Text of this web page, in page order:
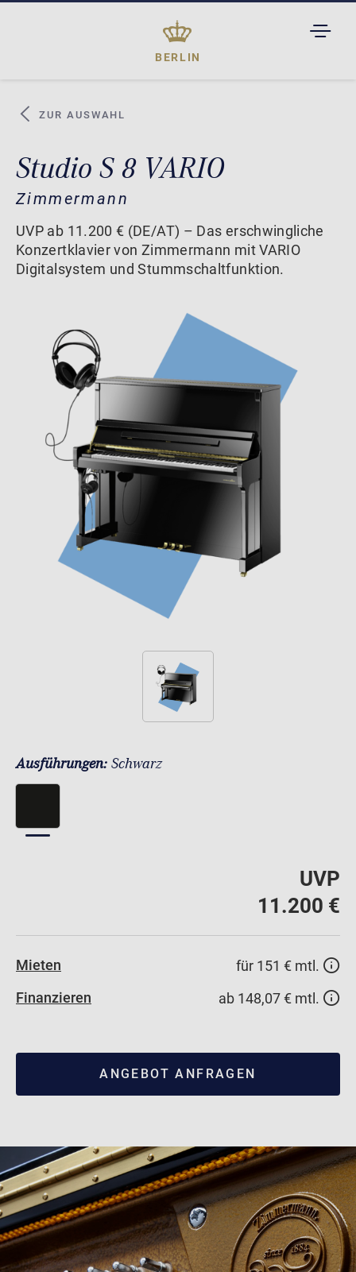
BERLIN
ZUR AUSWAHL
Studio S 8 VARIO
Zimmermann
UVP ab 11.200 € (DE/AT) – Das erschwingliche
Konzertklavier von Zimmermann mit VARIO
Digitalsystem und Stummschaltfunktion.
Ausführungen: Schwarz
UVP
11.200 €
Mieten
für 151 € mtl.
Finanzieren
ab 148,07 € mtl.
ANGEBOT ANFRAGEN